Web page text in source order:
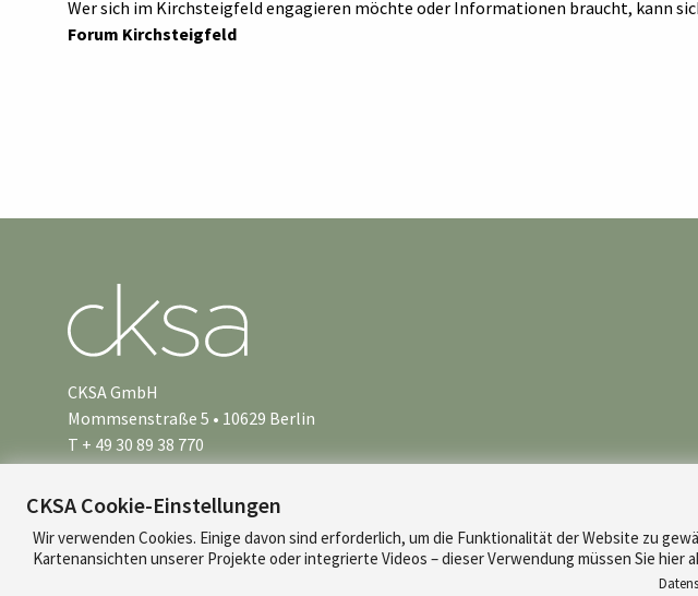
Wer sich im Kirchsteigfeld engagieren möchte oder Informationen braucht, kann
Forum Kirchsteigfeld
CKSA GmbH
Mommsenstraße 5 • 10629 Berlin
T + 49 30 89 38 770
info@cksa.de
CKSA Cookie-Einstellungen
Wir verwenden Cookies. Einige davon sind erforderlich, um die Funktionalität der Website zu
Kartenansichten unserer Projekte oder integrierte Videos – dieser Verwendung müssen Sie hier